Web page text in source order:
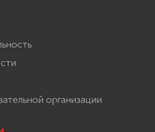
организации